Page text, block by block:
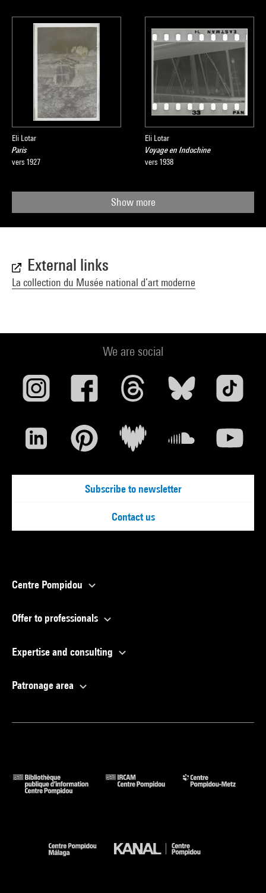
Eli Lotar
Paris
vers 1927
Eli Lotar
Voyage en Indochine
vers 1938
Show more
External links
La collection du Musée national d’art moderne
We are social
Subscribe to newsletter
Contact us
Centre Pompidou
Offer to professionals
Expertise and consulting
Patronage area